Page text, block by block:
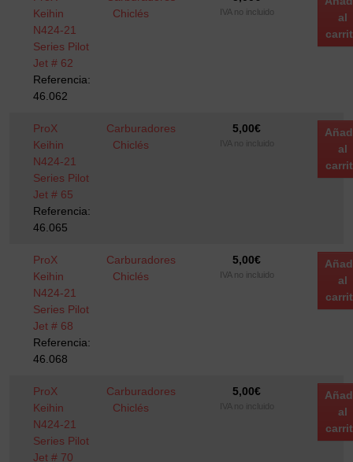
Keihin
N424-21
Series Pilot
Jet # 62
Referencia:
46.062
Chiclés
IVA no incluido
al
ProX
Keihin
N424-21
Series Pilot
Jet # 65
Referencia:
46.065
Carburadores
Chiclés
5,00€
IVA no incluido
al
ProX
Keihin
N424-21
Series Pilot
Jet # 68
Referencia:
46.068
Carburadores
Chiclés
5,00€
IVA no incluido
al
ProX
Keihin
N424-21
Series Pilot
Jet # 70
Carburadores
Chiclés
5,00€
IVA no incluido
al